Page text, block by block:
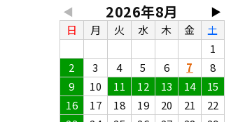
◀ ▶
2026年8月
日 月 火 水 木 金
土
1
2
3 4 5 6 7
8
9
10 11 12 13 14
15
16
17 18 19 20 21
22